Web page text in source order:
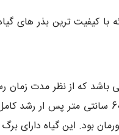
باشد که از نظر مدت
مقاومت بالایی بوده و به طور
بود. این گیاه دارای